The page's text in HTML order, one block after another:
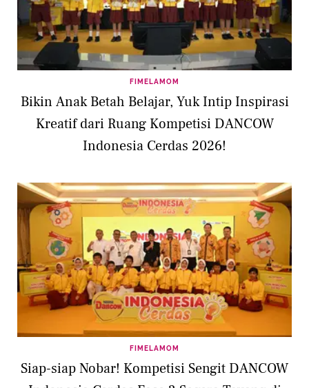
FIMELAMOM
Bikin Anak Betah Belajar, Yuk Intip Inspirasi
Kreatif dari Ruang Kompetisi DANCOW
Indonesia Cerdas 2026!
FIMELAMOM
Siap-siap Nobar! Kompetisi Sengit DANCOW